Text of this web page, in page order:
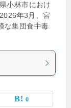
小林市におけ
年3月、宮
な集団食中毒
0